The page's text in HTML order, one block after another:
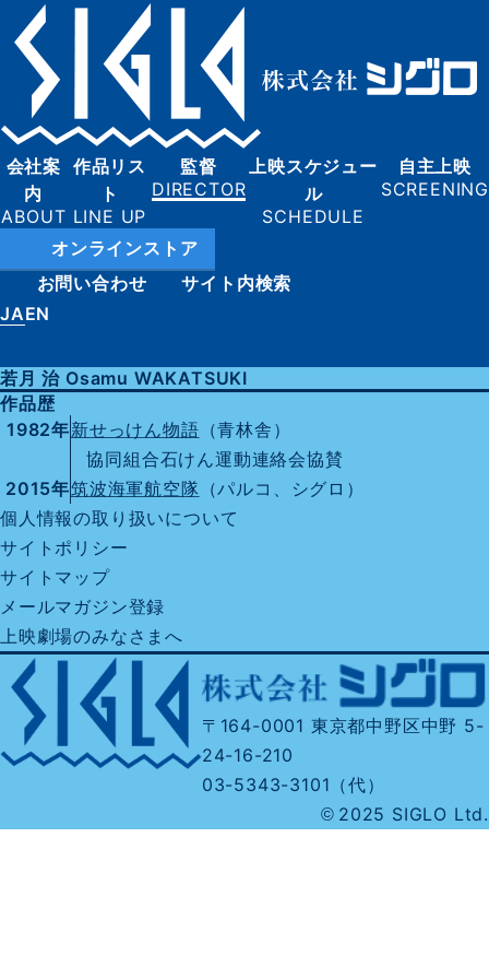
会社案
内
作品リス
ト
監督
上映スケジュー
ル
自主上映
オンラインストア
お問い合わせ
サイト内検索
JAEN
若月 治 Osamu WAKATSUKI
作品歴
1982年新せっけん物語 （青林舎）
協同組合石けん運動連絡会協賛
2015年筑波海軍航空隊 （パルコ、シグロ）
個人情報の取り扱いについて
サイトポリシー
サイトマップ
メールマガジン登録
上映劇場のみなさまへ
〒164-0001 東京都中野区中野 5-
24-16-210
03-5343-3101（代）
© 2025 SIGLO Ltd.